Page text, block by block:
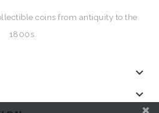
coins from antiquity to the
1800s.

